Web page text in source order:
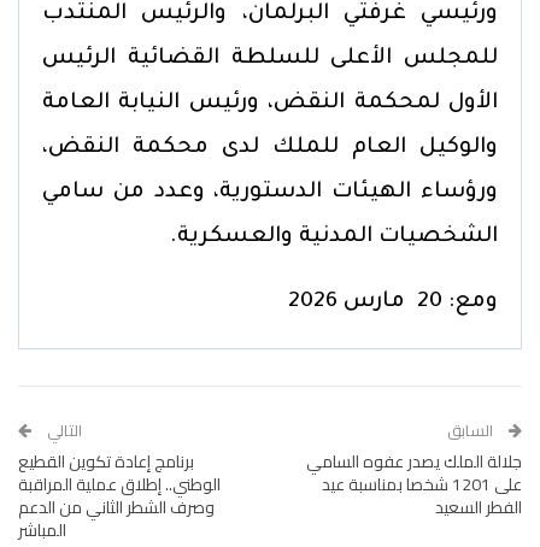
ورئيسي غرفتي البرلمان، والرئيس المنتدب
للمجلس الأعلى للسلطة القضائية الرئيس
الأول لمحكمة النقض، ورئيس النيابة العامة
والوكيل العام للملك لدى محكمة النقض،
ورؤساء الهيئات الدستورية، وعدد من سامي
الشخصيات المدنية والعسكرية.
ومع: 20 مارس 2026
السابق
جلالة الملك يصدر عفوه السامي
على 1201 شخصا بمناسبة عيد
الفطر السعيد
التالي
برنامج إعادة تكوين القطيع
الوطني.. إطلاق عملية المراقبة
وصرف الشطر الثاني من الدعم
المباشر